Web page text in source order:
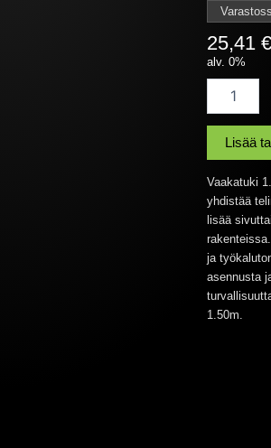
25,41€
alv. 0%
1,12m
Alufase
määräLisää
Vaakatuki
yhdistää
lisää
ja
asennusta
1.50m.